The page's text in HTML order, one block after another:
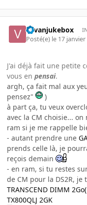
vavanjukebox
Posté(e) le 17 janvier
J'ai déjà fait une petite
vous en pensai.
argh, ça fait mal aux
pensez"
)
à part ça, tu veux
avec la CM choisie...
ram si je me rappelle
- autant prendre une
prends celle là, je
reçois demain
- en ram, si tu restes
de CM pour la DS2R, je
TRANSCEND DIMM
TX800QLJ 2GK